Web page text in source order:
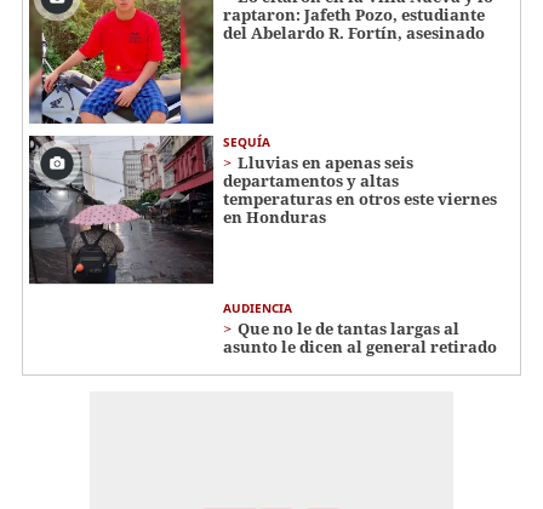
raptaron: Jafeth Pozo, estudiante
del Abelardo R. Fortín, asesinado
SEQUÍA
Lluvias en apenas seis
departamentos y altas
temperaturas en otros este viernes
en Honduras
AUDIENCIA
Que no le de tantas largas al
asunto le dicen al general retirado